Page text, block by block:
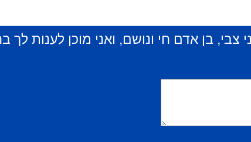
צבי, בן אדם חי ונושם, ואני מוכן לענות לך